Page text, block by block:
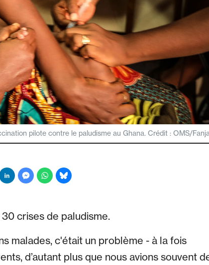
pilote contre le paludisme au Ghana. Crédit : OMS/
30 crises de paludisme.
malades, c'était un problème - à la fois
d’autant plus que nous avions souvent